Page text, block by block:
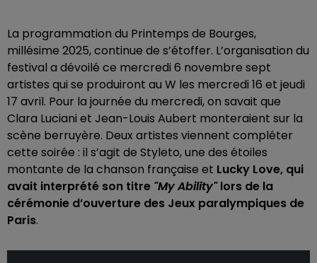
La programmation du Printemps de Bourges,
millésime 2025, continue de s’étoffer. L’organisation du
festival a dévoilé ce mercredi 6 novembre sept
artistes qui se produiront au W les mercredi 16 et jeudi
17 avril. Pour la journée du mercredi, on savait que
Clara Luciani et Jean-Louis Aubert monteraient sur la
scène berruyère. Deux artistes viennent compléter
cette soirée : il s’agit de Styleto, une des étoiles
montante de la chanson française et Lucky Love, qui
avait interprété son titre "My Ability"lors de la
cérémonie d’ouverture des Jeux paralympiques de
Paris.